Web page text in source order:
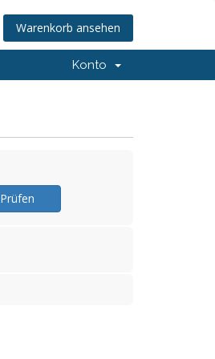
Warenkorb ansehen
Konto
Prüfen